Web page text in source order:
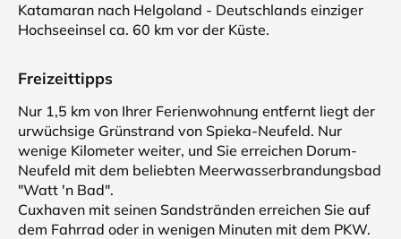
Katamaran nach Helgoland - Deutschlands einziger
Hochseeinsel ca. 60 km vor der Küste.
Freizeittipps
Nur 1,5 km von Ihrer Ferienwohnung entfernt liegt der
urwüchsige Grünstrand von Spieka-Neufeld. Nur
wenige Kilometer weiter, und Sie erreichen Dorum-
Neufeld mit dem beliebten Meerwasserbrandungsbad
"Watt 'n Bad".
Cuxhaven mit seinen Sandstränden erreichen Sie auf
dem Fahrrad oder in wenigen Minuten mit dem PKW.